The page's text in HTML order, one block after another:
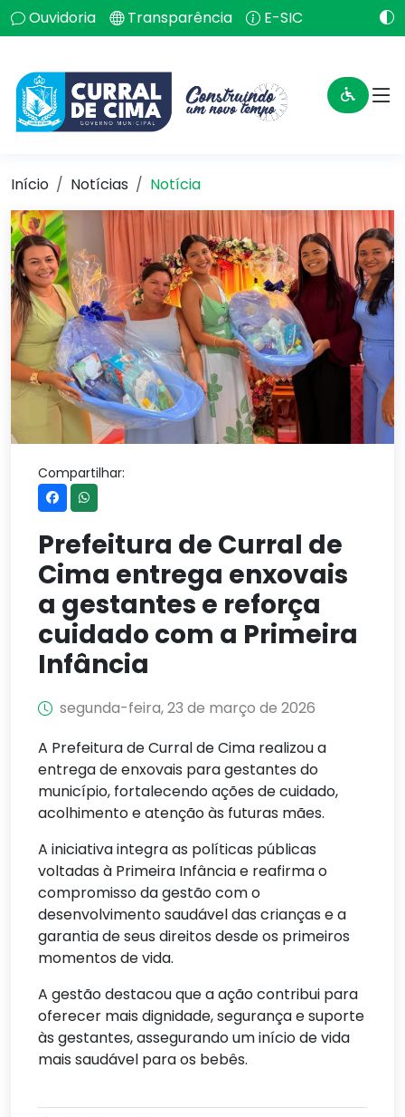
Ouvidoria Transparência E-SIC
Início Notícias Notícia
Compartilhar:
Prefeitura de Curral de
Cima entrega enxovais
a gestantes e reforça
cuidado com a Primeira
Infância
segunda-feira, 23 de março de 2026
A Prefeitura de Curral de Cima realizou a
entrega de enxovais para gestantes do
município, fortalecendo ações de cuidado,
acolhimento e atenção às futuras mães.
A iniciativa integra as políticas públicas
voltadas à Primeira Infância e reafirma o
compromisso da gestão com o
desenvolvimento saudável das crianças e a
garantia de seus direitos desde os primeiros
momentos de vida.
A gestão destacou que a ação contribui para
oferecer mais dignidade, segurança e suporte
às gestantes, assegurando um início de vida
mais saudável para os bebês.